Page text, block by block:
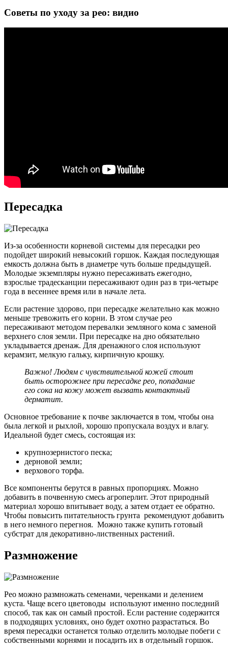
Советы по уходу за рео: видио
Пересадка
Из-за особенности корневой системы для пересадки рео
подойдет широкий невысокий горшок. Каждая последующая
емкость должна быть в диаметре чуть больше предыдущей.
Молодые экземпляры нужно пересаживать ежегодно,
взрослые традесканции пересаживают один раз в три-четыре
года в весеннее время или в начале лета.
Если растение здорово, при пересадке желательно как можно
меньше тревожить его корни. В этом случае рео
пересаживают методом перевалки земляного кома с заменой
верхнего слоя земли. При пересадке на дно обязательно
укладывается дренаж. Для дренажного слоя используют
керамзит, мелкую гальку, кирпичную крошку.
Важно! Людям с чувствительной кожей стоит
быть осторожнее при пересадке рео, попадание
его сока на кожу может вызвать контактный
дерматит.
Основное требование к почве заключается в том, чтобы она
была легкой и рыхлой, хорошо пропускала воздух и влагу.
Идеальной будет смесь, состоящая из:
крупнозернистого песка;
дерновой земли;
верхового торфа.
Все компоненты берутся в равных пропорциях. Можно
добавить в почвенную смесь агроперлит. Этот природный
материал хорошо впитывает воду, а затем отдает ее обратно.
Чтобы повысить питательность грунта рекомендуют добавить
в него немного перегноя. Можно также купить готовый
субстрат для декоративно-лиственных растений.
Размножение
Рео можно размножать семенами, черенками и делением
куста. Чаще всего цветоводы используют именно последний
способ, так как он самый простой. Если растение содержится
в подходящих условиях, оно будет охотно разрастаться. Во
время пересадки останется только отделить молодые побеги с
собственными корнями и посадить их в отдельный горшок.